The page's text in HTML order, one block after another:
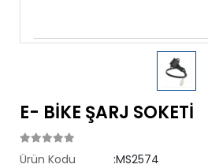
E- BİKE ŞARJ SOKETİ
Ürün Kodu
:MS2574